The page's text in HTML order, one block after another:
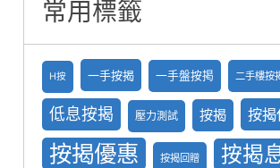
常用標籤
H按 一手按揭 一手盤按掲 二手樓按
低息按揭 壓力測試 按揭 按揭
按揭優惠 按揭回贈 按揭